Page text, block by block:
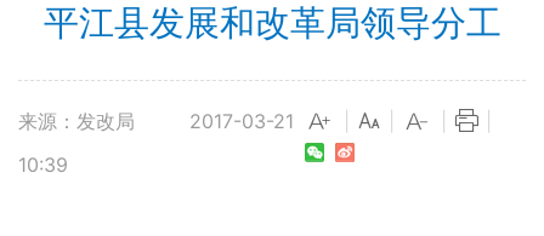
平江县发展和改革局领导分工
来源：发改局
2017-03-21
10:39